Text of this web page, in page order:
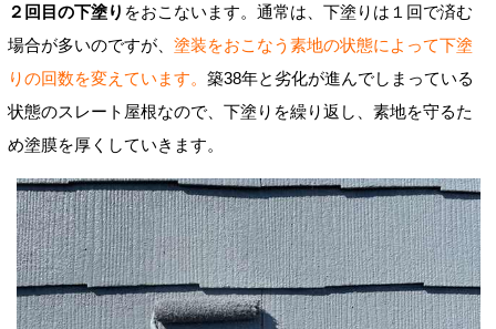
２回目の下塗り をおこないます。通常は、下塗りは１回で済む
場合が多いのですが、 塗装をおこなう素地の状態によって下塗
りの回数を変えています。 築38年と劣化が進んでしまっている
状態のスレート屋根なので、下塗りを繰り返し、素地を守るた
め塗膜を厚くしていきます。